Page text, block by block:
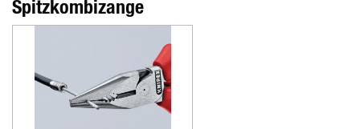
Spitzkombizange